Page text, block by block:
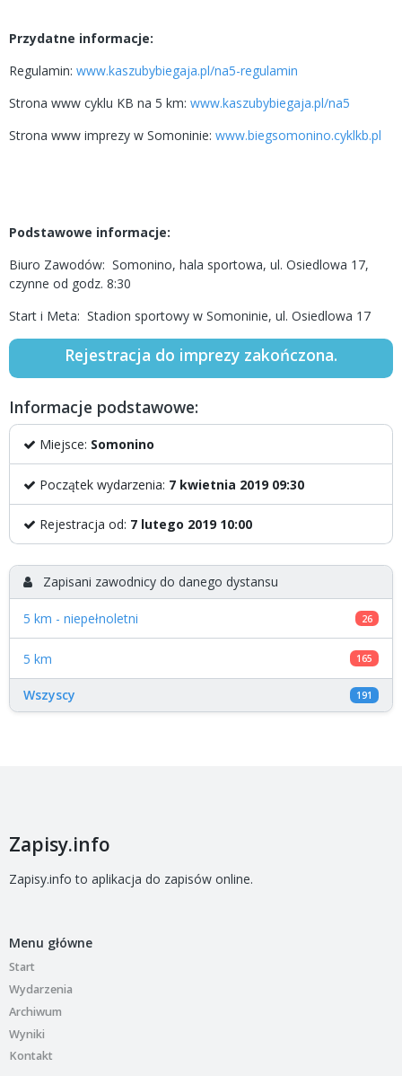
Przydatne informacje:
Regulamin: www.kaszubybiegaja.pl/na5-regulamin
Strona www cyklu KB na 5 km: www.kaszubybiegaja.pl/na5
Strona www imprezy w Somoninie: www.biegsomonino.cyklkb.pl
Podstawowe informacje:
Biuro Zawodów: Somonino, hala sportowa, ul. Osiedlowa 17,
czynne od godz. 8:30
Start i Meta: Stadion sportowy w Somoninie, ul. Osiedlowa 17
Rejestracja do imprezy zakończona.
Informacje podstawowe:
Miejsce: Somonino
Początek wydarzenia: 7 kwietnia 2019 09:30
Rejestracja od: 7 lutego 2019 10:00
Zapisani zawodnicy do danego dystansu
5 km - niepełnoletni 26
5 km 165
Wszyscy 191
Zapisy.info
Zapisy.info to aplikacja do zapisów online.
Menu główne
Start
Wydarzenia
Archiwum
Wyniki
Kontakt